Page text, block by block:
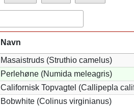
Navn
Masaistruds (Struthio camelus)
Perlehøne (Numida meleagris)
Californisk Topvagtel (Callipepla
Bobwhite (Colinus virginianus)